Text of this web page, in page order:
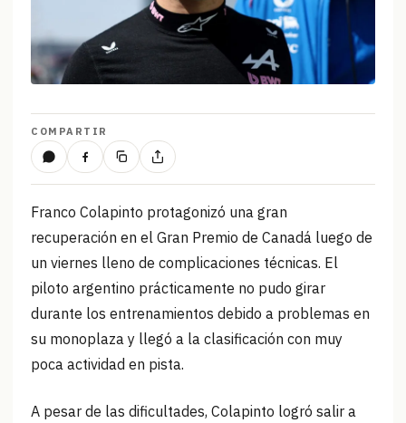
COMPARTIR
Franco Colapinto protagonizó una gran
recuperación en el Gran Premio de Canadá luego de
un viernes lleno de complicaciones técnicas. El
piloto argentino prácticamente no pudo girar
durante los entrenamientos debido a problemas en
su monoplaza y llegó a la clasificación con muy
poca actividad en pista.
A pesar de las dificultades, Colapinto logró salir a